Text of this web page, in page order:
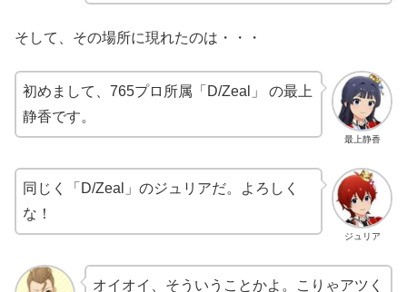
そして、その場所に現れたのは・・・
最上静香
初めまして、765プロ所属「D/Zeal」 の最上
静香です。
ジュリア
同じく「D/Zeal」のジュリアだ。よろしく
な！
オイオイ、そういうことかよ。こりゃアツく